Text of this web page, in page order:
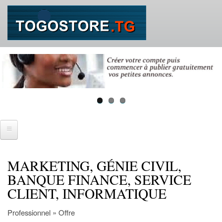
Aller
au
contenu
principal
SE CONNECTER
IMMOBILIER
Ventes immobilières
MARKETING, GÉNIE CIVIL,
BANQUE FINANCE, SERVICE
CLIENT, INFORMATIQUE
Professionnel » Offre